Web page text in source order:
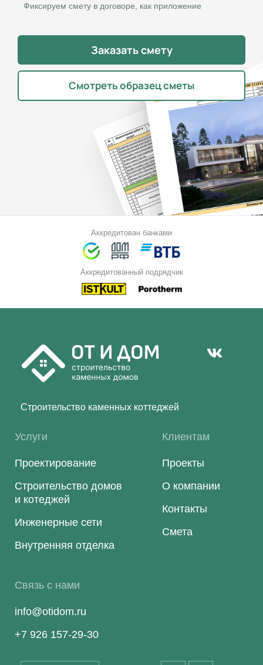
Фиксируем смету в договоре, как приложение
Заказать смету
Смотреть образец сметы
Аккредитован банками
Аккредитованный подрядчик
Строительство каменных коттеджей
Услуги
Проектирование
Строительство домов
и котеджей
Инженерные сети
Внутренняя отделка
Клиентам
Проекты
О компании
Контакты
Смета
Связь с нами
info@otidom.ru
+7 926 157-29-30